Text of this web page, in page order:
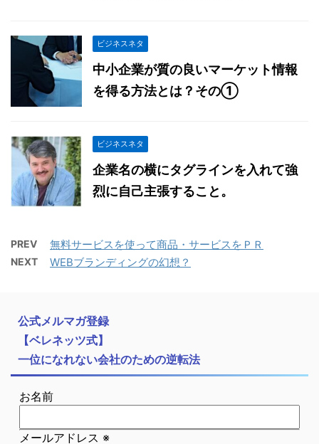
ビジネスネタ
中小企業が質の良いマーケット情報
を得る方法とは？その①
ビジネスネタ
企業名の横にタグラインを入れて強
烈に自己主張すること。
PREV 無料サービスを使って商品・サービスをＰＲ
NEXT WEBブランディングの幻想？
公式メルマガ登録
【ベレネッツ式】
一位になれない会社のための逆転法
お名前
メールアドレス ※